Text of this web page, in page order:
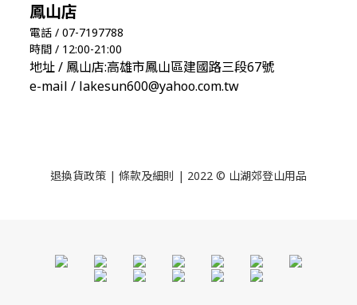
鳳山店
電話 / 07-7197788
時間 / 12:00-21:00
地址 / 鳳山店:高雄市鳳山區建國路三段67號
e-mail / lakesun600@yahoo.com.tw
退換貨政策 | 條款及細則 | 2022 © 山湖郊登山用品